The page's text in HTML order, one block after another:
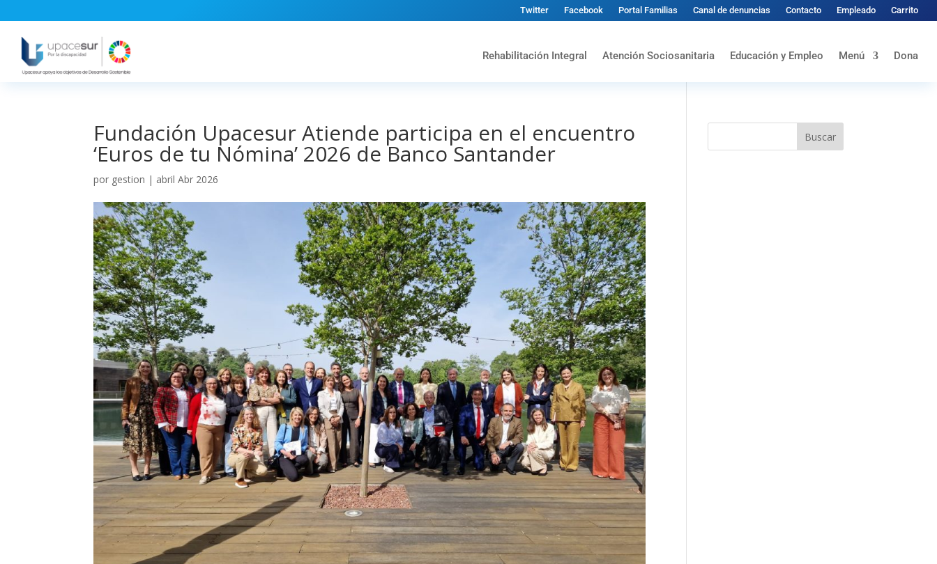
Twitter Facebook Portal Familias Canal de denuncias Contacto Empleado Carrito
Rehabilitación Integral Atención Sociosanitaria Educación y Empleo Menú Dona
Fundación Upacesur Atiende participa en el encuentro
‘Euros de tu Nómina’ 2026 de Banco Santander
por gestion | abril Abr 2026